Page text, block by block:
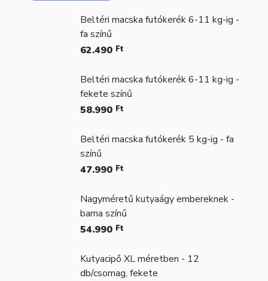
Beltéri macska futókerék 6-11 kg-ig -
fa színű
62.490 Ft
Beltéri macska futókerék 6-11 kg-ig -
fekete színű
58.990 Ft
Beltéri macska futókerék 5 kg-ig - fa
színű
47.990 Ft
Nagyméretű kutyaágy embereknek -
barna színű
54.990 Ft
Kutyacipő XL méretben - 12
db/csomag, fekete